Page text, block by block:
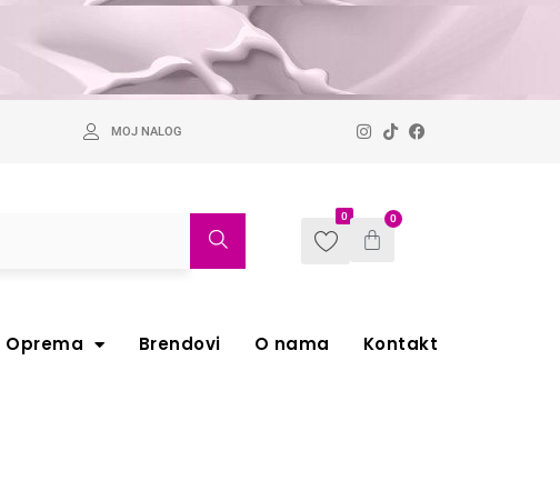
MOJ NALOG
0 0
Oprema Brendovi O nama Kontakt